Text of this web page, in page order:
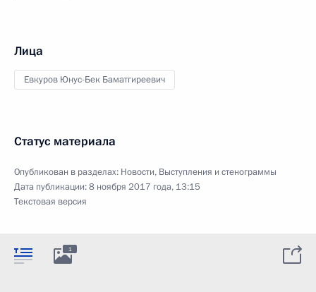
Лица
Евкуров Юнус-Бек Баматгиреевич
Статус материала
Опубликован в разделах: Новости, Выступления и стенограммы
Дата публикации:8 ноября 2017 года, 13:15
Текстовая версия
1